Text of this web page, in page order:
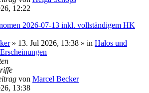
12:22
2026-07-13 inkl. vollständigem HK
» 13. Jul 2026, 13:38 » in Halos und
von Marcel Becker
13:38